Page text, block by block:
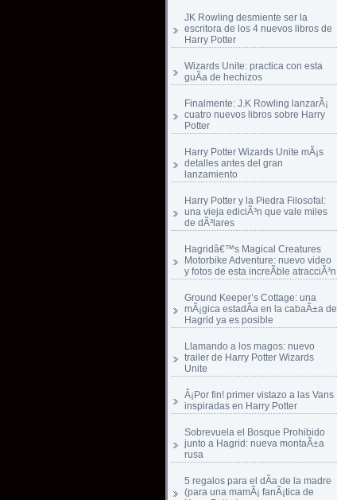
JK Rowling desmiente ser la
escritora de los 4 nuevos libros de
Harry Potter
Wizards Unite: practica con esta
guÃ­a de hechizos
Finalmente: J.K Rowling lanzarÃ¡
cuatro nuevos libros sobre Harry
Potter
Harry Potter Wizards Unite mÃ¡s
detalles antes del gran
lanzamiento
Harry Potter y la Piedra Filosofal:
una vieja ediciÃ³n que vale miles
de dÃ³lares
Hagridâ€™s Magical Creatures
Motorbike Adventure: nuevo video
y fotos de esta increÃ­ble atracciÃ³n
Ground Keeper’s Cottage: una
mÃ¡gica estadÃ­a en la cabaÃ±a de
Hagrid ya es posible
Llamando a los magos: nuevo
trailer de Harry Potter Wizards
Unite
Â¡Por fin! primer vistazo a las Vans
inspiradas en Harry Potter
Sobrevuela el Bosque Prohibido
junto a Hagrid: nueva montaÃ±a
rusa
5 regalos para el dÃ­a de la madre
(para una mamÃ¡ fanÃ¡tica de